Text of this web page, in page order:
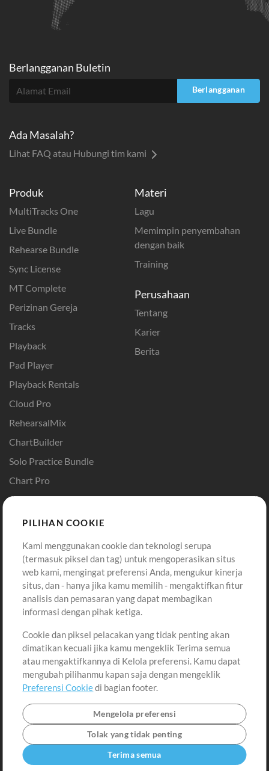
Produk
MultiTracks One
Live Bundle
Rehearse Bundle
Sync License
MT Complete
Perizinan Gereja
Tracks
Playback
Pad Player
Playback Rentals
Cloud Pro
RehearsalMix
ChartBuilder
Solo Practice Bundle
Chart Pro
Template ProPresenter
Sound
Materi
Lagu
Memimpin penyembahan
dengan baik
Training
Perusahaan
Tentang
Karier
Berita
Pembelian
Beli Kredit
Konten Gratis
Permintaan Lagu
Lain-lain
Sesi
Kirimkan musik kamu
Playlist
MT Conference
Akun
Masuk
Daftar
Lihat Keranjang
Berlangganan Buletin
Berlangganan
Ada Masalah?
Lihat FAQ atau Hubungi tim kami
PILIHAN COOKIE
Kami menggunakan cookie dan teknologi serupa
(termasuk piksel dan tag) untuk mengoperasikan situs
web kami, mengingat preferensi Anda, mengukur kinerja
situs, dan - hanya jika kamu memilih - mengaktifkan fitur
analisis dan pemasaran yang dapat membagikan
informasi dengan pihak ketiga.
Cookie dan piksel pelacakan yang tidak penting akan
dimatikan kecuali jika kamu mengeklik Terima semua
atau mengaktifkannya di Kelola preferensi. Kamu dapat
mengubah pilihanmu kapan saja dengan mengeklik
Preferensi Cookiedi bagian footer.
Mengelola preferensi
Tolak yang tidak penting
Terima semua